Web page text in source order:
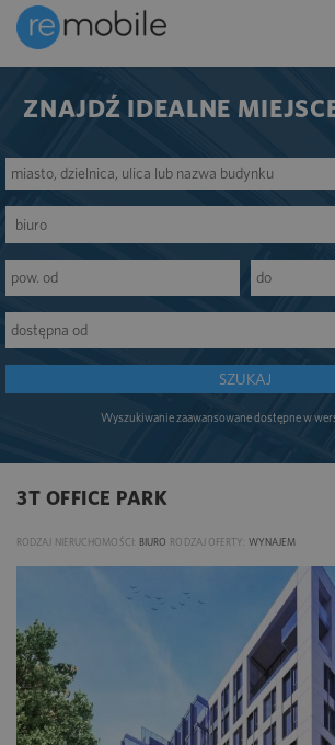
ZNAJDŹ IDEALNE
SZUKAJ
Wyszukiwanie zaawansowane dostępne w
3T OFFICE PARK
RODZAJ NIERUCHOMOŚCI: BIURO RODZAJ OFERTY: WYNAJEM